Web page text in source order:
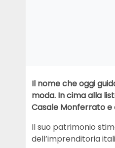
Il nome che oggi
moda. In cima alla
Casale Monferrato
Il suo patrimonio
dell’imprenditoria